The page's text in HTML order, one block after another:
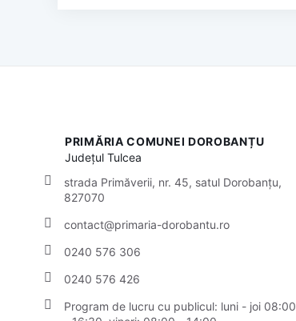
PRIMĂRIA COMUNEI DOROBANȚU
JudețulTulcea
strada Primăverii, nr. 45, satul Dorobanțu,
827070
contact@primaria-dorobantu.ro
0240 576 306
0240 576 426
Program de lucru cu publicul: luni - joi 08:00